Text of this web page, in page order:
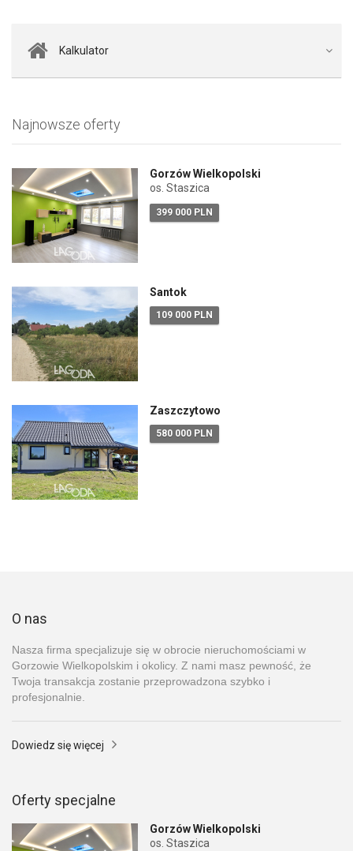
Kalkulator
Najnowsze oferty
Gorzów Wielkopolski
os. Staszica
399 000 PLN
Santok
109 000 PLN
Zaszczytowo
580 000 PLN
O nas
Nasza firma specjalizuje się w obrocie nieruchomościami w
Gorzowie Wielkopolskim i okolicy. Z nami masz pewność, że
Twoja transakcja zostanie przeprowadzona szybko i
profesjonalnie.
Dowiedz się więcej
Oferty specjalne
Gorzów Wielkopolski
os. Staszica